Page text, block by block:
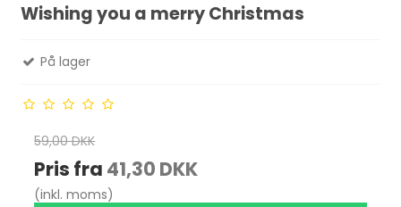
Wishing you a merry Christmas
På lager
59,00 DKK
Pris fra 41,30 DKK
(inkl. moms)